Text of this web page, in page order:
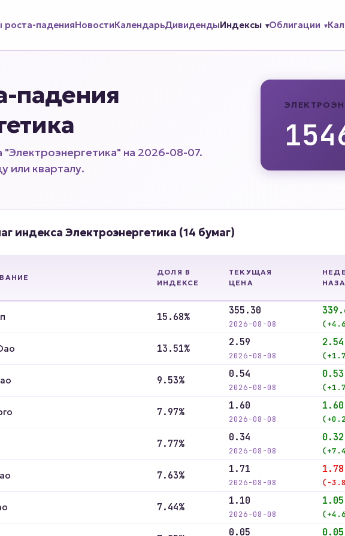
паденияНовостиКалендарьДивидендыИндексы Облигации
падения
на 2026-08-07.
или кварталу.
индекса Электроэнергетика (14 бумаг)
ДОЛЯ В
ИНДЕКСЕ
ТЕКУЩАЯ
ЦЕНА
15.68%
355.30
2026-08-08
13.51%
2.59
2026-08-08
2.54
9.53%
0.54
2026-08-08
0.53
7.97%
1.60
2026-08-08
1.60
7.77%
0.34
2026-08-08
0.32
7.63%
1.71
2026-08-08
1.78
(-
7.44%
1.10
2026-08-08
1.05
0.05 0.05